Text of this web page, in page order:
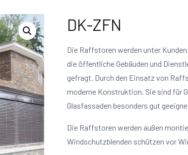
DK-ZFN
Die Raffstoren werden unter
die öffentliche Gebäuden und
gefragt. Durch den Einsatz von
moderne Konstruktion. Sie sind für
Glasfassaden besonders gut
Die Raffstoren werden außen
Windschutzblenden schützen vor